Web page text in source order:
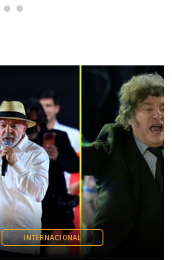
INTERNACIONAL